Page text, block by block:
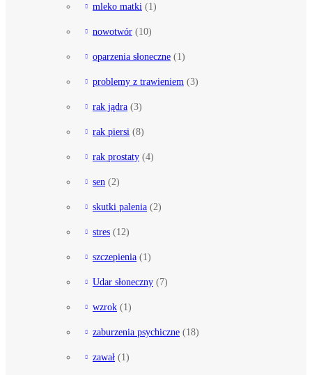
mleko matki (1)
nowotwór (10)
oparzenia słoneczne (1)
problemy z trawieniem (3)
rak jądra (3)
rak piersi (8)
rak prostaty (4)
sen (2)
skutki palenia (2)
stres (12)
szczepienia (1)
Udar słoneczny (7)
wzrok (1)
zaburzenia psychiczne (18)
zawał (1)